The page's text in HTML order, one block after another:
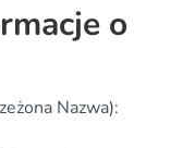
o
Nazwa):